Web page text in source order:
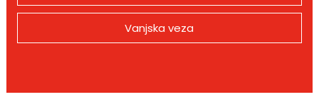
Vanjska veza